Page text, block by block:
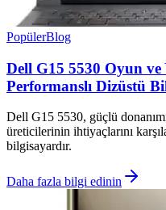
PopülerBlog
Dell G15 5530 Oyun ve
Performanslı Dizüstü
Dell G15 5530, güçlü
üreticilerinin ihtiyaçlarını
bilgisayardır.
Daha fazla bilgi edinin